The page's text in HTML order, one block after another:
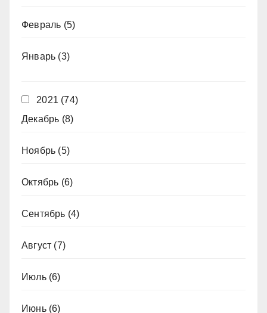
Февраль (5)
Январь (3)
2021 (74)
Декабрь (8)
Ноябрь (5)
Октябрь (6)
Сентябрь (4)
Август (7)
Июль(6)
Июнь(6)